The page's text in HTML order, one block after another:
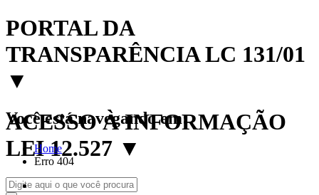
PORTAL DA
TRANSPARÊNCIA LC 131/01
▼
ACESSO À INFORMAÇÃO
LEI 12.527 ▼
Você está navegando em:
Home
Erro 404